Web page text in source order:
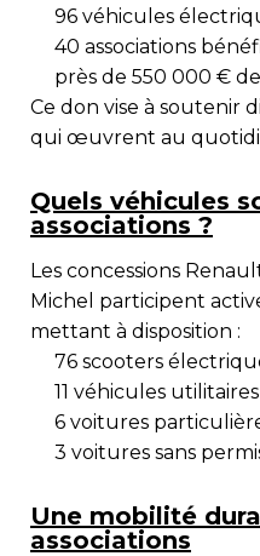
96 véhicules
40 associations
près de 550 000 €
Ce don vise à soutenir
qui œuvrent au
Quels véhicules
associations ?
Les concessions
Michel participent
mettant à disposition :
76 scooters
11 véhicules
6 voitures
3 voitures sans
Une mobilité
associations